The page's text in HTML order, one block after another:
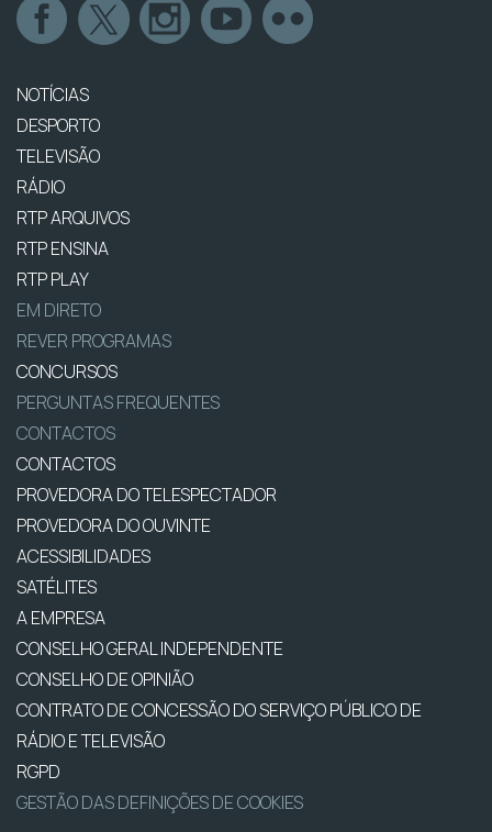
NOTÍCIAS
DESPORTO
TELEVISÃO
RÁDIO
RTP ARQUIVOS
RTP ENSINA
RTP PLAY
EM DIRETO
REVER PROGRAMAS
CONCURSOS
PERGUNTAS FREQUENTES
CONTACTOS
CONTACTOS
PROVEDORA DO TELESPECTADOR
PROVEDORA DO OUVINTE
ACESSIBILIDADES
SATÉLITES
A EMPRESA
CONSELHO GERAL INDEPENDENTE
CONSELHO DE OPINIÃO
CONTRATO DE CONCESSÃO DO SERVIÇO PÚBLICO DE
RÁDIO E TELEVISÃO
RGPD
GESTÃO DAS DEFINIÇÕES DE COOKIES